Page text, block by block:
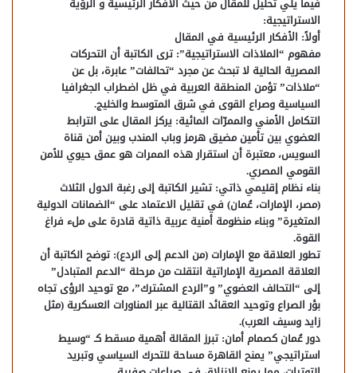
الاستراتيجية:
​أولاً: الأفكار الرئيسية في المقال
​مفهوم “الملاذات الاستراتيجية”: ترى الكاتبة أن التحركات
المصرية الحالية لا تبحث عن مجرد “تحالفات” عابرة، بل عن
“ملاذات” تؤمن المنطقة العربية في ظل اضطراب الجغرافيا
السياسية وصراع القوى في شرق المتوسط والخليج.
​التكامل الأمني والممرّات المائية: يركز المقال على الترابط
العضوي بين تأمين مضيق هرمز وباب المندب وبين أمن قناة
السويس، معتبرة أن استقرار هذه الممرات هو عمق حيوي للأمن
القومي المصري.
​بناء نظام إقليمي ذاتي: تشير الكاتبة إلى رغبة الدول الثلاث
(مصر، الإمارات، عُمان) في تقليل الاعتماد على “الضمانات الدولية
المتغيرة” وبناء منظومة أمنية عربية ذاتية قادرة على ملء فراغ
القوة.
​تطور العلاقة مع الإمارات (من الدعم إلى الردع): توضح الكاتبة أن
العلاقة المصرية الإماراتية انتقلت من مرحلة “الدعم المتبادل”
إلى “التحالف العضوي” و”الردع المشترك”، مع توحيد الرؤى تجاه
بؤر الصراع وتوحيد العقائد القتالية عبر المناورات العسكرية (مثل
زايد وسيف العرب).
​دور عُمان كصمام أمان: تبرز المقالة أهمية مسقط كـ “وسيط
استراتيجي” يمنح القاهرة مساحة للتحرك السياسي وتبريد